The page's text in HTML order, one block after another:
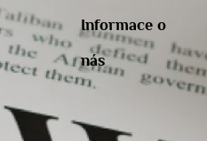
Informace o
nás